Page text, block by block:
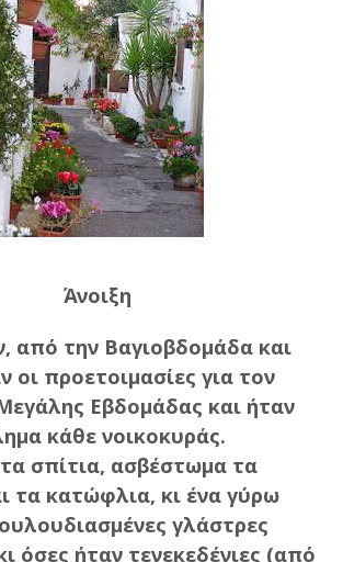
Άνοιξη
από την Βαγιοβδομάδα και
οι προετοιμασίες για τον
Εβδομάδας και ήταν
κάθε νοικοκυράς.
σπίτια, ασβέστωμα τα
τα κατώφλια, κι ένα γύρω
γλάστρες
όσες ήταν τενεκεδένιες (από